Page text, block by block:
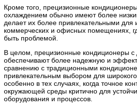
Кроме того, прецизионные
охлаждением обычно имеют более
делает их более привлекательными для
коммерческих и офисных помещениях,
быть проблемой.
В целом, прецизионные кондиционеры
обеспечивают более надежную и
сравнению с традиционными
привлекательным выбором для
особенно в тех случаях, когда точное
окружающей среды критично для
оборудования и процессов.